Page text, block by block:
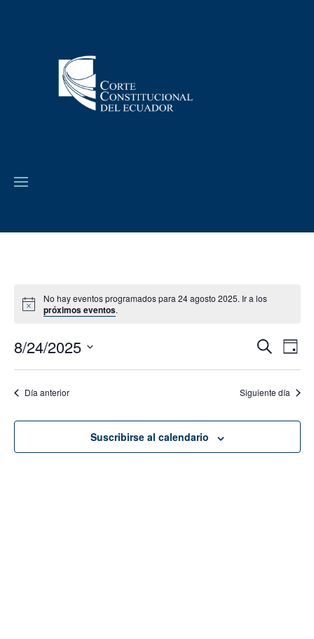
No hay eventos programados para 24 agosto 2025. Ir a los
próximos eventos.
de
vistas
de
Buscar
de
Día
8/24/2025
Día anterior Siguiente día
Suscribirse al calendario